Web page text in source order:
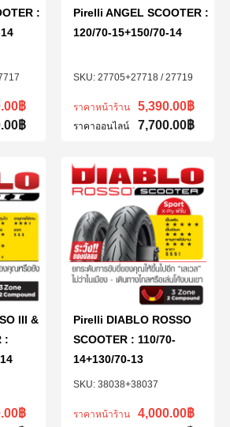
:
฿
฿
27705+27718 / 27719
Pirelli ANGEL SCOOTER :
120/70-15+150/70-14
ราคาหน้าร้าน 5,390.00฿
ราคาออนไลน์ 7,700.00฿
III &
:
฿
38038+38037
Pirelli DIABLO ROSSO
SCOOTER : 110/70-
14+130/70-13
ราคาหน้าร้าน 4,000.00฿